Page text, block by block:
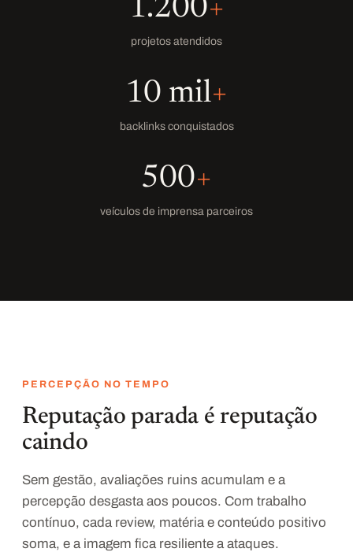
1.200+
projetos atendidos
10 mil+
backlinks conquistados
500+
veículos de imprensa parceiros
PERCEPÇÃO NO TEMPO
Reputação parada é reputação
caindo
Sem gestão, avaliações ruins acumulam e a
percepção desgasta aos poucos. Com trabalho
contínuo, cada review, matéria e conteúdo positivo
soma, e a imagem fica resiliente a ataques.